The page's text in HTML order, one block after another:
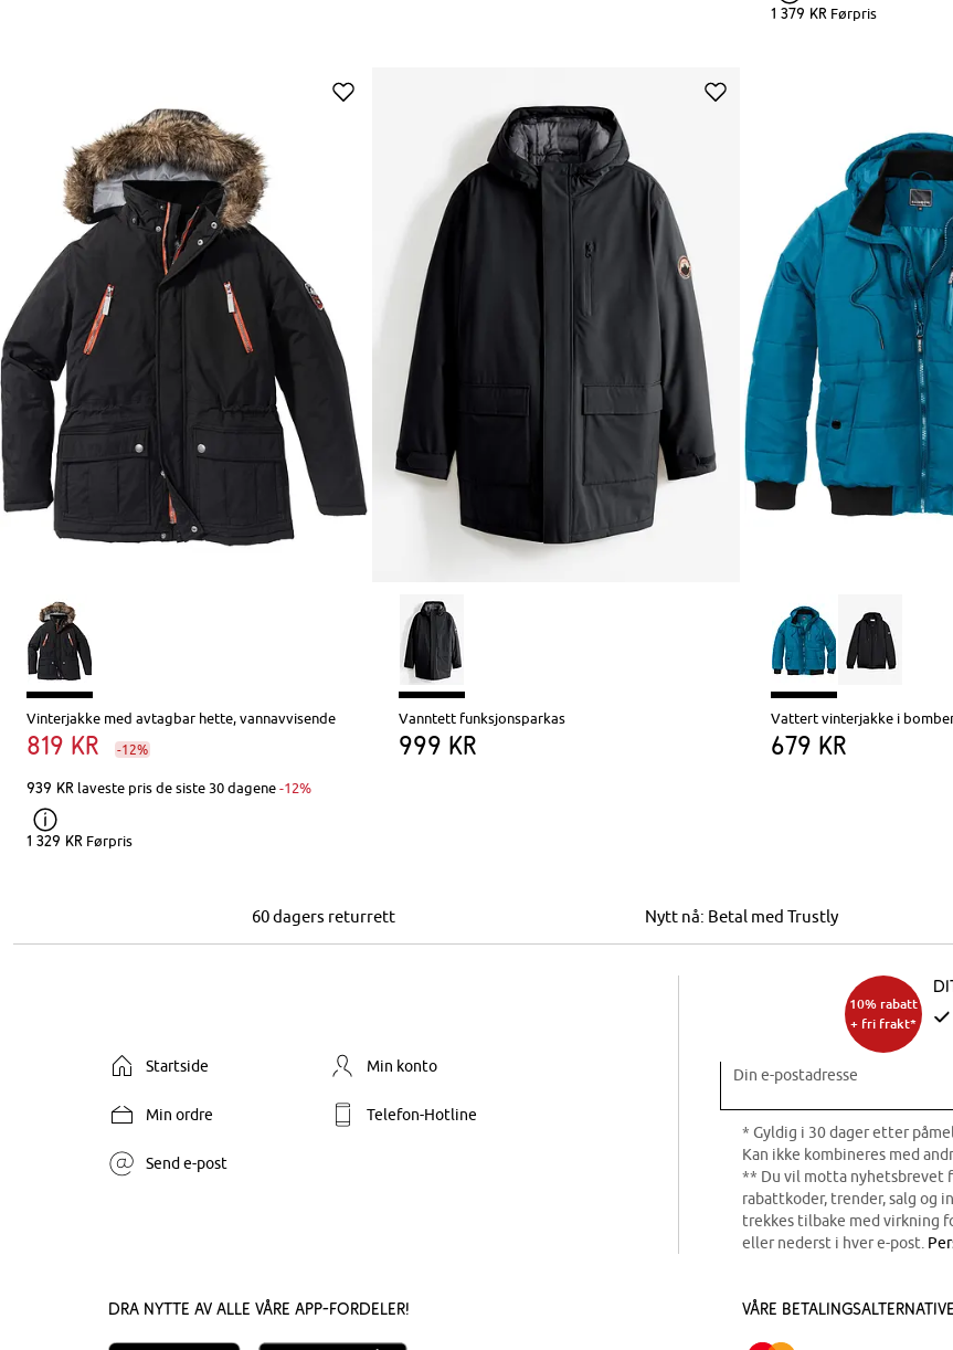
1 379 kr Førpris
Vinterjakke med avtagbar hette, vannavvisende
819 kr -12%
939 kr laveste pris de siste 30 dagene-12%
1 329 kr Førpris
Vanntett funksjonsparkas
999 kr 679 kr
60 dagers returrett Nytt nå: Betal med Trustly
Startside Min konto
Min ordre Telefon-Hotline
Send e-post
10% rabatt
+ fri frakt*
Din e-postadresse
* Gyldig i 30 dager etter
Kan ikke kombineres med
** Du vil motta nyhetsbrevet
rabattkoder, trender, salg og
trekkes tilbake med virkning
eller nederst i hver e-post.
Dra nytte av alle våre app-fordeler! Våre